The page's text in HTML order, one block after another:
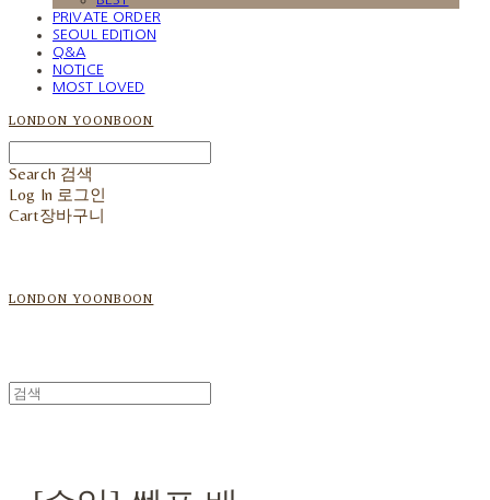
PRIVATE ORDER
SEOUL EDITION
Q&A
NOTICE
MOST LOVED
LONDON YOONBOON
Search 검색
Log In 로그인
Cart장바구니
LONDON YOONBOON